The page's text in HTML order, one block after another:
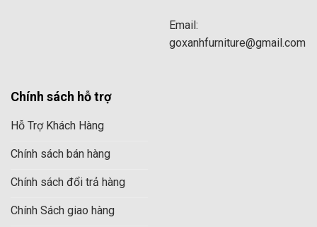
Email:
goxanhfurniture@gmail.com
Chính sách hỗ trợ
Hỗ Trợ Khách Hàng
Chính sách bán hàng
Chính sách đổi trả hàng
Chính Sách giao hàng